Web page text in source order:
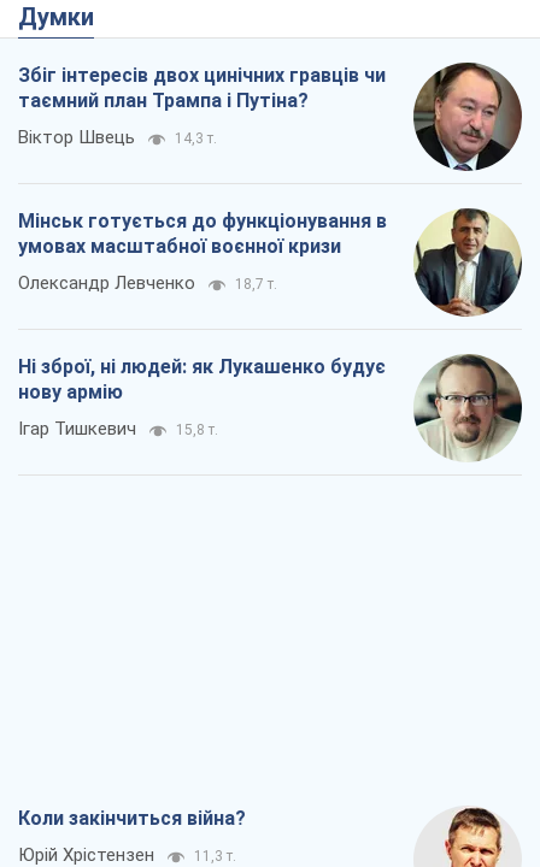
Думки
Збіг інтересів двох цинічних гравців чи
таємний план Трампа і Путіна?
Віктор Швець 14,3 т.
Мінськ готується до функціонування в
умовах масштабної воєнної кризи
Олександр Левченко 18,7 т.
Ні зброї, ні людей: як Лукашенко будує
нову армію
Ігар Тишкевич 15,8 т.
Коли закінчиться війна?
Юрій Хрістензен 11,3 т.